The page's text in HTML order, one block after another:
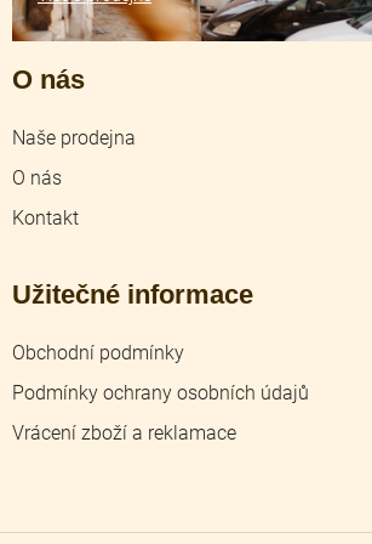
O nás
Naše prodejna
O nás
Kontakt
Užitečné informace
Obchodní podmínky
Podmínky ochrany osobních údajů
Vrácení zboží a reklamace